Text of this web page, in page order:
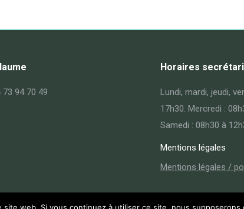
94 70 49
Horaires
Lundi, mardi, jeudi,
17h30. Mercredi :
Samedi : 08h30 à
Mentions légales
Mentions légales /